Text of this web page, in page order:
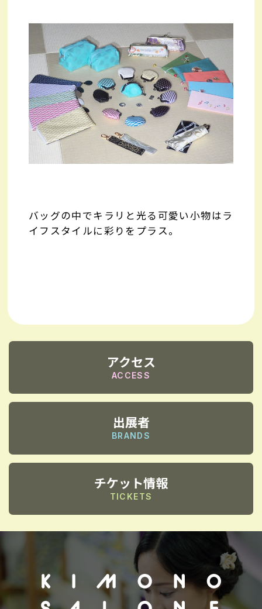
バッグの中でキラリと光る可愛い小物はラ
イフスタイルに彩りをプラス。
アクセス
ACCESS
出展者
BRANDS
チケット情報
TICKETS